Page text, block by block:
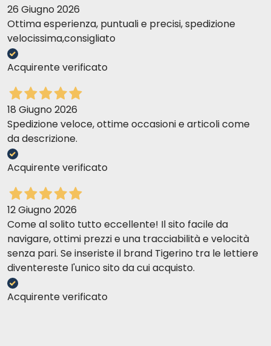
26 Giugno 2026
Ottima esperienza, puntuali e precisi, spedizione
velocissima,consigliato
Acquirente verificato
18 Giugno 2026
Spedizione veloce, ottime occasioni e articoli come
da descrizione.
Acquirente verificato
12 Giugno 2026
Come al solito tutto eccellente! Il sito facile da
navigare, ottimi prezzi e una tracciabilità e velocità
senza pari. Se inseriste il brand Tigerino tra le lettiere
diventereste l'unico sito da cui acquisto.
Acquirente verificato